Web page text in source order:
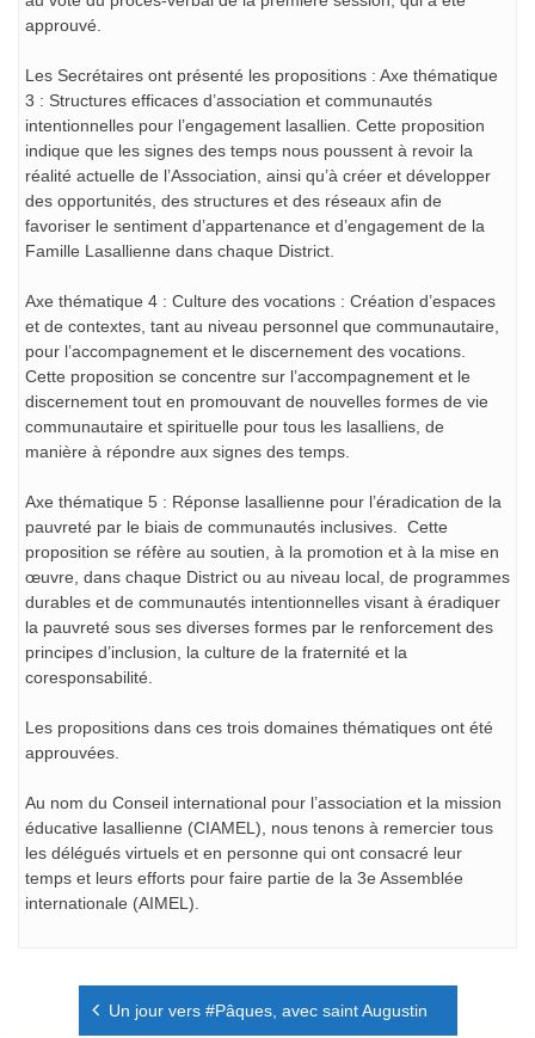
approuvé.
Les Secrétaires ont présenté les propositions : Axe thématique
3 : Structures efficaces d’association et communautés
intentionnelles pour l’engagement lasallien. Cette proposition
indique que les signes des temps nous poussent à revoir la
réalité actuelle de l’Association, ainsi qu’à créer et développer
des opportunités, des structures et des réseaux afin de
favoriser le sentiment d’appartenance et d’engagement de la
Famille Lasallienne dans chaque District.
Axe thématique 4 : Culture des vocations : Création d’espaces
et de contextes, tant au niveau personnel que communautaire,
pour l’accompagnement et le discernement des vocations.
Cette proposition se concentre sur l’accompagnement et le
discernement tout en promouvant de nouvelles formes de vie
communautaire et spirituelle pour tous les lasalliens, de
manière à répondre aux signes des temps.
Axe thématique 5 : Réponse lasallienne pour l’éradication de la
pauvreté par le biais de communautés inclusives. Cette
proposition se réfère au soutien, à la promotion et à la mise en
œuvre, dans chaque District ou au niveau local, de programmes
durables et de communautés intentionnelles visant à éradiquer
la pauvreté sous ses diverses formes par le renforcement des
principes d’inclusion, la culture de la fraternité et la
coresponsabilité.
Les propositions dans ces trois domaines thématiques ont été
approuvées.
Au nom du Conseil international pour l’association et la mission
éducative lasallienne (CIAMEL), nous tenons à remercier tous
les délégués virtuels et en personne qui ont consacré leur
temps et leurs efforts pour faire partie de la 3e Assemblée
internationale (AIMEL).
Navigation
Un jour vers #Pâques, avec saint Augustin